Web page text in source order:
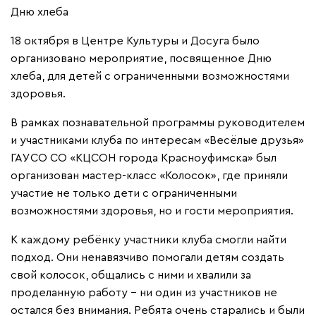
Дню хлеба
18 октября в Центре Культуры и Досуга было
организовано мероприятие, посвященное Дню
хлеба, для детей с ограниченными возможностями
здоровья.
В рамках познавательной программы руководителем
и участниками клуба по интересам «Весёлые друзья»
ГАУСО СО «КЦСОН города Красноуфимска» был
организован мастер-класс «Колосок», где приняли
участие не только дети с ограниченными
возможностями здоровья, но и гости мероприятия.
К каждому ребёнку участники клуба смогли найти
подход. Они ненавязчиво помогали детям создать
свой колосок, общались с ними и хвалили за
проделанную работу – ни один из участников не
остался без внимания. Ребята очень старались и были